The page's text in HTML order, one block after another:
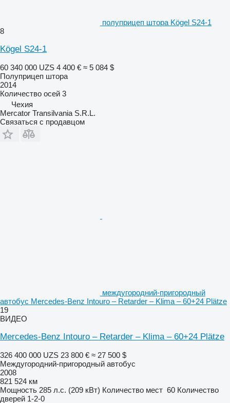
полуприцеп штора Kögel S24-1
8
Kögel S24-1
60 340 000 UZS 4 400 € ≈ 5 084 $
Полуприцеп штора
2014
Количество осей 3
Чехия
Mercator Transilvania S.R.L.
Связаться с продавцом
междугородний-пригородный
автобус Mercedes-Benz Intouro – Retarder – Klima – 60+24 Plätze
19
ВИДЕО
Mercedes-Benz Intouro – Retarder – Klima – 60+24 Plätze
326 400 000 UZS 23 800 € ≈ 27 500 $
Междугородний-пригородный автобус
2008
821 524 км
Мощность 285 л.с. (209 кВт) Количество мест 60 Количество
дверей 1-2-0